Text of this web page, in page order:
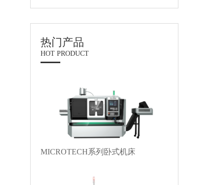
热门产品
HOT PRODUCT
MICROTECH系列卧式机床